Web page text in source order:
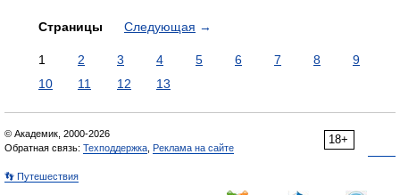
Страницы Следующая →
1 2 3 4 5 6 7 8
9
10
11 12 13
18+
© Академик, 2000-2026
Обратная связь: Техподдержка Реклама на сайте
👣 Путешествия